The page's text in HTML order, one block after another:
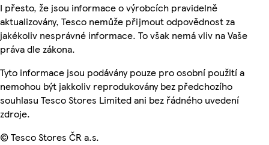
I přesto, že jsou informace o výrobcích pravidelně
aktualizovány, Tesco nemůže přijmout odpovědnost za
jakékoliv nesprávné informace. To však nemá vliv na Vaše
práva dle zákona.
Tyto informace jsou podávány pouze pro osobní použití a
nemohou být jakkoliv reprodukovány bez předchozího
souhlasu Tesco Stores Limited ani bez řádného uvedení
zdroje.
© Tesco Stores ČR a.s.